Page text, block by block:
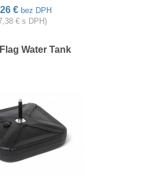
€ bez DPH
€ s DPH)
Water Tank